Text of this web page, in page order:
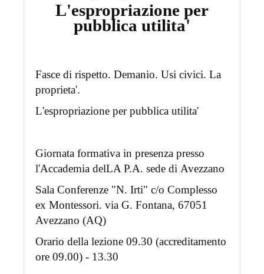
L'espropriazione per
pubblica utilita'
Fasce di rispetto. Demanio. Usi civici. La
proprieta'.
L'espropriazione per pubblica utilita'
Giornata formativa in presenza presso
l'Accademia delLA P.A. sede di Avezzano
Sala Conferenze "N. Irti" c/o Complesso
ex Montessori. via G. Fontana, 67051
Avezzano (AQ)
Orario della lezione 09.30 (accreditamento
ore 09.00) - 13.30